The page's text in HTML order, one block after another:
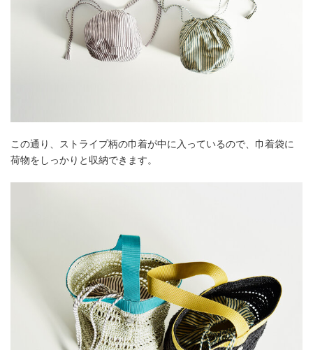
この通り、ストライプ柄の巾着が中に入っているので、巾着袋に
荷物をしっかりと収納できます。